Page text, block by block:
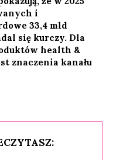
i
33,4 mld
się kurczy. Dla
health &
znaczenia kanału